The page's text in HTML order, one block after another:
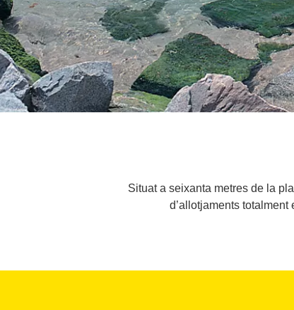
Situat a seixanta metres de la
d’allotjaments